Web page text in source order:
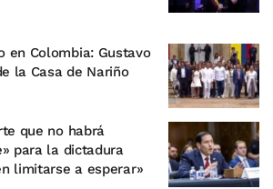
en Colombia: Gustavo
la Casa de Nariño
que no habrá
para la dictadura
limitarse a esperar»